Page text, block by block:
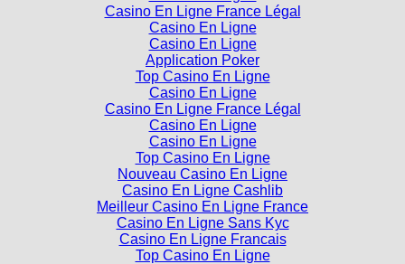
Casino En Ligne France Légal
Casino En Ligne
Casino En Ligne
Application Poker
Top Casino En Ligne
Casino En Ligne
Casino En Ligne France Légal
Casino En Ligne
Casino En Ligne
Top Casino En Ligne
Nouveau Casino En Ligne
Casino En Ligne Cashlib
Meilleur Casino En Ligne France
Casino En Ligne Sans Kyc
Casino En Ligne Francais
Top Casino En Ligne